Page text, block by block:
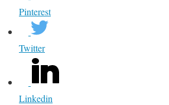
Pinterest
Twitter
Linkedin